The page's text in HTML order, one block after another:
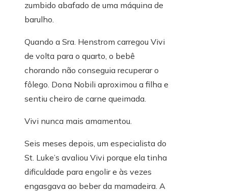
zumbido abafado de uma máquina de
barulho.
Quando a Sra. Henstrom carregou Vivi
de volta para o quarto, o bebê
chorando não conseguia recuperar o
fôlego. Dona Nobili aproximou a filha e
sentiu cheiro de carne queimada.
Vivi nunca mais amamentou.
Seis meses depois, um especialista do
St. Luke’s avaliou Vivi porque ela tinha
dificuldade para engolir e às vezes
engasgava ao beber da mamadeira. A